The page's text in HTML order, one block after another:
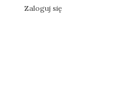
Zaloguj się